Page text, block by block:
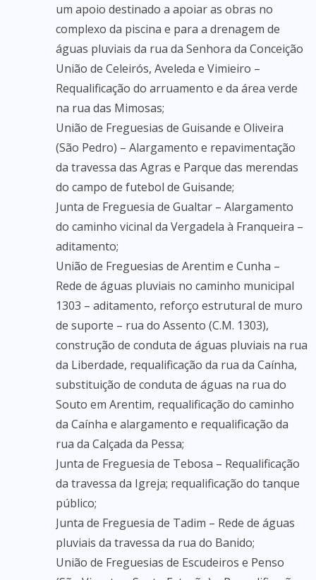
um apoio destinado a apoiar as obras no
complexo da piscina e para a drenagem de
águas pluviais da rua da Senhora da Conceição
União de Celeirós, Aveleda e Vimieiro –
Requalificação do arruamento e da área verde
na rua das Mimosas;
União de Freguesias de Guisande e Oliveira
(São Pedro) – Alargamento e repavimentação
da travessa das Agras e Parque das merendas
do campo de futebol de Guisande;
Junta de Freguesia de Gualtar – Alargamento
do caminho vicinal da Vergadela à Franqueira –
aditamento;
União de Freguesias de Arentim e Cunha –
Rede de águas pluviais no caminho municipal
1303 – aditamento, reforço estrutural de muro
de suporte – rua do Assento (C.M. 1303),
construção de conduta de águas pluviais na rua
da Liberdade, requalificação da rua da Caínha,
substituição de conduta de águas na rua do
Souto em Arentim, requalificação do caminho
da Caínha e alargamento e requalificação da
rua da Calçada da Pessa;
Junta de Freguesia de Tebosa – Requalificação
da travessa da Igreja; requalificação do tanque
público;
Junta de Freguesia de Tadim – Rede de águas
pluviais da travessa da rua do Banido;
União de Freguesias de Escudeiros e Penso